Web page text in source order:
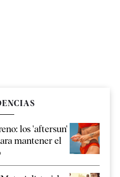
los 'aftersun'
mantener el